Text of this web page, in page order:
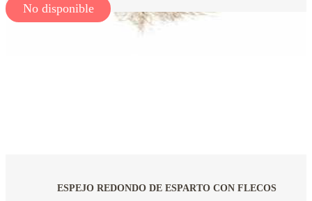
No disponible
ESPEJO REDONDO DE ESPARTO CON FLECOS